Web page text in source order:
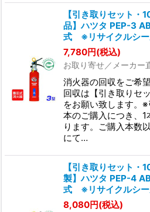
【引き取りセット・
品】ハツタ PEP-3
式 ※リサイクルシー
7,780円(税込)
お取り寄せ／メーカー
消火器の回収をご希
回収は【引き取りセ
をお願い致します。
本のご購入につき、
ります。ご購入本数
にて…
【引き取りセット
製】ハツタ PEP-4
式 ※リサイクルシー
8,080円(税込)